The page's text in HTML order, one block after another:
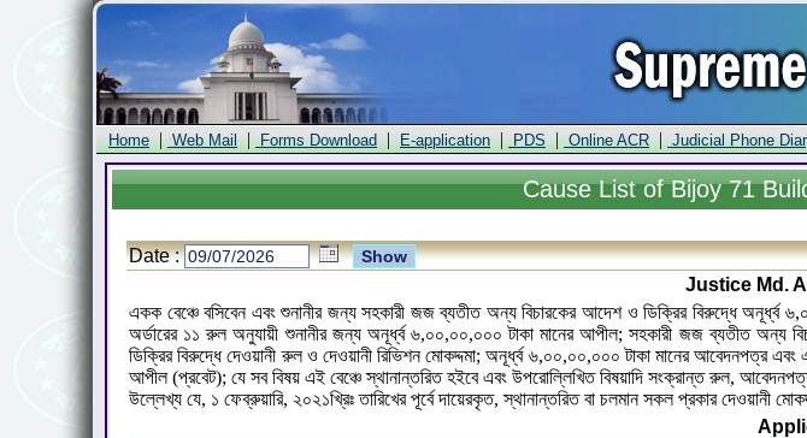
Home | Web Mail | Forms Download | E-application | PDS | Online ACR | Judicial Phone
CauseList of Bijoy 71
Date :
Justice Md.
একক বেঞ্চে বসিবেন এবং শুনানীর জন্য সহকারী জজ ব্যতীত অন্য বিচারকের আদেশ ও ডিক্রির বিরুদ্ধে অনূর্ধ্ব
অর্ডারের ১১ রুল অনুযায়ী শুনানীর জন্য অনূর্ধ্ব ৬,০০,০০,০০০ টাকা মানের আপীল; সহকারী জজ ব্যতীত অন্য
ডিক্রির বিরুদ্ধে দেওয়ানী রুল ও দেওয়ানী রিভিশন মোকদ্দমা; অনূর্ধ্ব ৬,০০,০০,০০০ টাকা মানের আবেদনপত্র
আপীল (প্রবেট); যে সব বিষয় এই বেঞ্চে স্থানান্তরিত হইবে এবং উপরোল্লিখিত বিষয়াদি সংক্রান্ত রুল,
উল্লেখ্য যে, ১ ফেব্রুয়ারি, ২০২১খ্রিঃ তারিখের পূর্বে দায়েরকৃত, স্থানান্তরিত বা চলমান সকল প্রকার দেওয়ানী